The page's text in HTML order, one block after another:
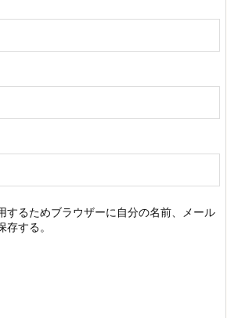
するためブラウザーに自分の名前、メール
する。